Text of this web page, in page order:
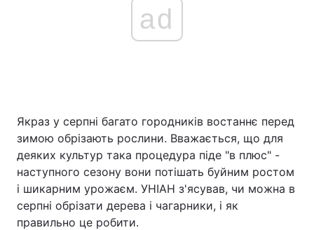
ad
Якраз у серпні багато городників востаннє перед
зимою обрізають рослини. Вважається, що для
деяких культур така процедура піде "в плюс" -
наступного сезону вони потішать буйним ростом
і шикарним урожаєм. УНІАН з'ясував, чи можна в
серпні обрізати дерева і чагарники, і як
правильно це робити.